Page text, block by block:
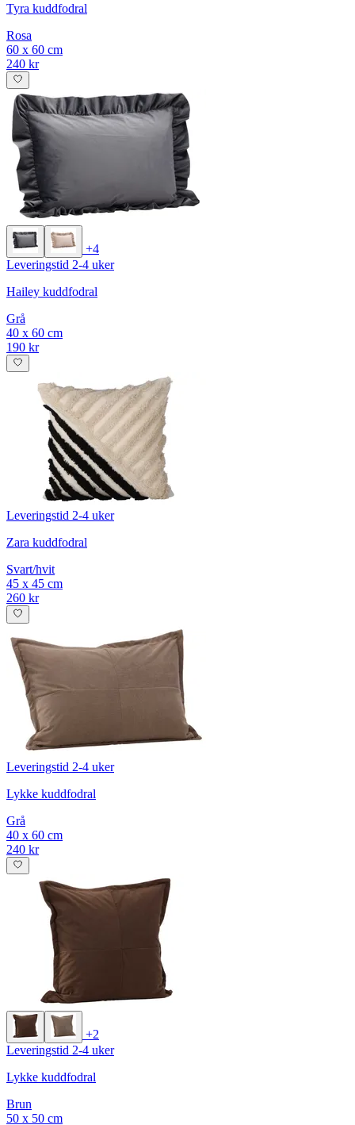
Tyra kuddfodral
Rosa
60 x 60 cm
240 kr
+4
Leveringstid 2-4 uker
Hailey kuddfodral
Grå
40 x 60 cm
190 kr
Leveringstid 2-4 uker
Zara kuddfodral
Svart/hvit
45 x 45 cm
260 kr
Leveringstid 2-4 uker
Lykke kuddfodral
Grå
40 x 60 cm
240 kr
+2
Leveringstid 2-4 uker
Lykke kuddfodral
Brun
50 x 50 cm